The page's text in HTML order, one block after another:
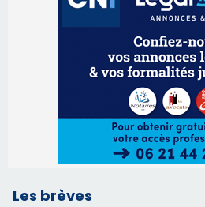
Les brèves